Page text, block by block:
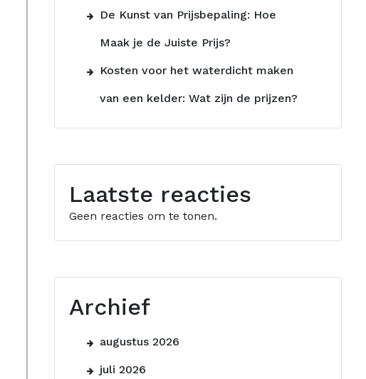
De Kunst van Prijsbepaling: Hoe
Maak je de Juiste Prijs?
Kosten voor het waterdicht maken
van een kelder: Wat zijn de prijzen?
Laatste reacties
Geen reacties om te tonen.
Archief
augustus 2026
juli 2026